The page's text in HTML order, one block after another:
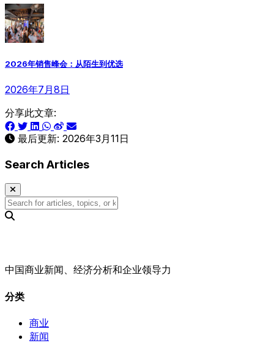
2026年销售峰会：从陌生到优选
2026年7月8日
分享此文章:
最后更新: 2026年3月11日
Search Articles
中国商业新闻、经济分析和企业领导力
分类
商业
新闻